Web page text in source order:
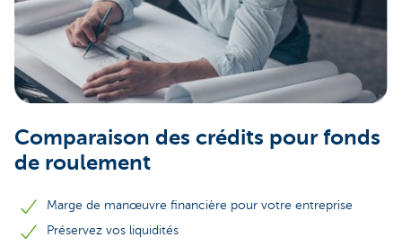
Entrepreneurs
Comparaison des crédits pour fonds
de roulement
Marge de manœuvre financière pour votre entreprise
Préservez vos liquidités